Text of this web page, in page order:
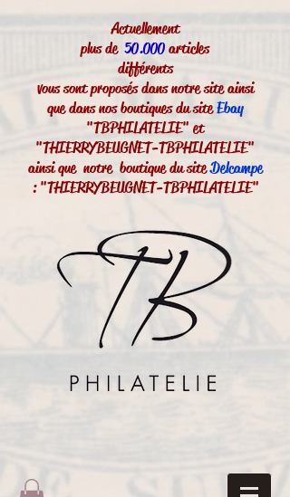
Actuellement
plus de50.000articles
différents
vous sont proposés dans notre site ainsi
que dans nos boutiques du siteEbay
"TBPHILATELIE" et
"THIERRYBEUGNET-TBPHILATELIE"
ainsi que notre boutique du siteDelcampe
: "THIERRYBEUGNET-TBPHILATELIE"